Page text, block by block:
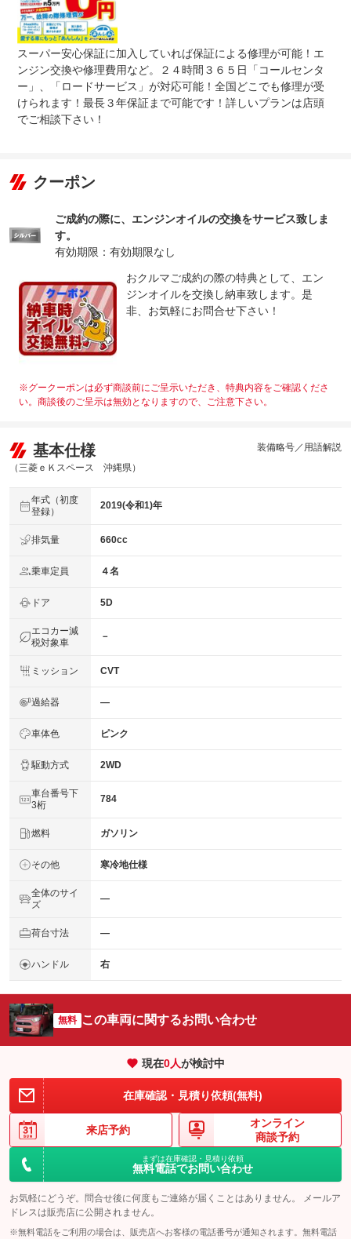
保証修理
受付先
-
法定整備
整備付 法定12ヶ月または法定24ヶ月点検整備付
※車検なし・車検整備付の場合は法定24ヶ月点検整備付
※商用車は6ヶ月または12ヶ月点検整備付
法定整備
について
-
スーパー安心保証に加入していれば保証による修理が可能！エ
ンジン交換や修理費用など。２４時間３６５日「コールセンタ
ー」、「ロードサービス」が対応可能！全国どこでも修理が受
けられます！最長３年保証まで可能です！詳しいプランは店頭
でご相談下さい！
クーポン
ご成約の際に、エンジンオイルの交換をサービス致しま
す。
有効期限：有効期限なし
おクルマご成約の際の特典として、エン
ジンオイルを交換し納車致します。是
非、お気軽にお問合せ下さい！
※グークーポンは必ず商談前にご呈示いただき、特典内容をご確認くださ
い。商談後のご呈示は無効となりますので、ご注意下さい。
基本仕様
（三菱ｅＫスペース 沖縄県）
装備略号／用語解説
年式（初度
登録）
2019(令和1)年
排気量 660cc
乗車定員 ４名
ドア 5D
エコカー減
税対象車
－
ミッション CVT
過給器 ―
車体色 ピンク
駆動方式 2WD
車台番号下
3桁
784
燃料 ガソリン
その他 寒冷地仕様
全体のサイ
ズ
―
荷台寸法 ―
ハンドル 右
無料 この車両に関するお問い合わせ
現在0人が検討中
在庫確認・見積り依頼(無料)
来店予約
オンライン
商談予約
まずは在庫確認・見積り依頼
無料電話でお問い合わせ
お気軽にどうぞ。問合せ後に何度もご連絡が届くことはありません。 メールア
ドレスは販売店に公開されません。
※無料電話をご利用の場合は、販売店へお客様の電話番号が通知されます。無料電話